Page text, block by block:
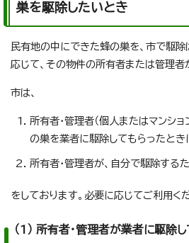
巣を駆除したいとき
民有地の中にできた蜂の巣を、市で駆除
応じて、その物件の所有者または管理者
市は、
所有者・管理者（個人またはマンショ
の巣を業者に駆除してもらったと
所有者・管理者が、自分で駆除する
をしております。必要に応じてご利用くだ
（1） 所有者・管理者が業者に駆除